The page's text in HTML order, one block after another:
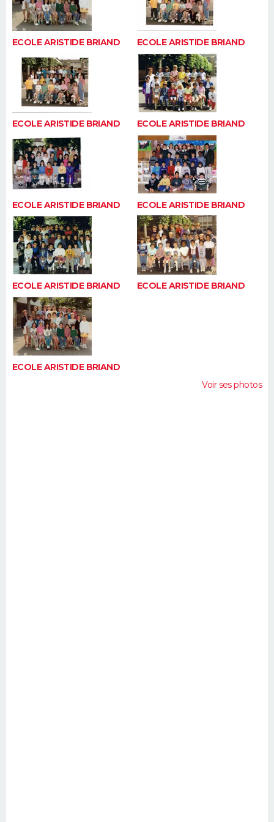
ECOLE ARISTIDE BRIAND ECOLE ARISTIDE BRIAND
ECOLE ARISTIDE BRIAND ECOLE ARISTIDE BRIAND
ECOLE ARISTIDE BRIAND ECOLE ARISTIDE BRIAND
ECOLE ARISTIDE BRIAND ECOLE ARISTIDE BRIAND
ECOLE ARISTIDE BRIAND
Voir ses photos